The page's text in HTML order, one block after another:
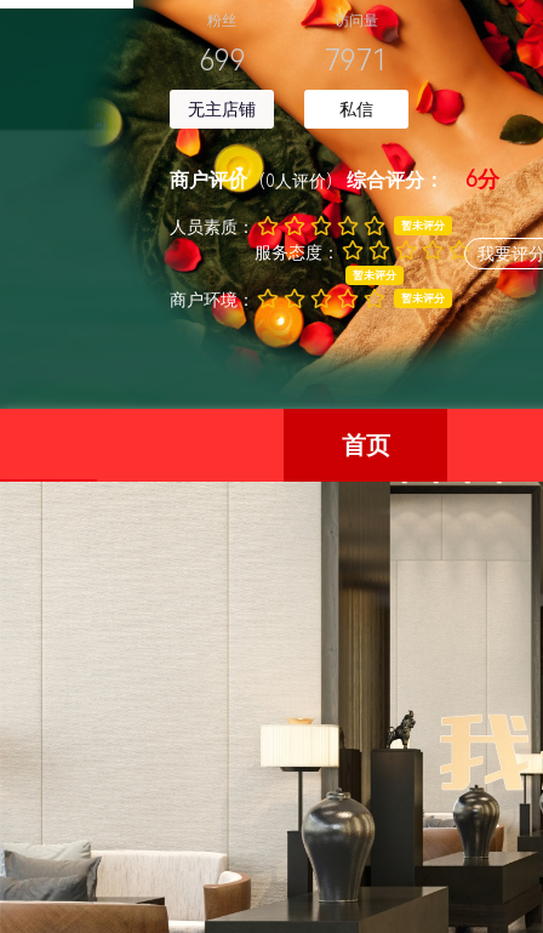
粉丝
699
无主店铺
访问量
7971
私信
商户评价 (0人评价)综合评分： 6分
人员素质： 暂未评分
服务态度：
暂未评分
商户环境： 暂未评分
我要评
首页